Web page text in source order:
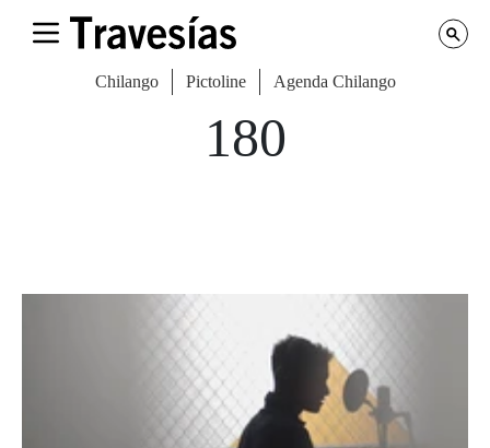
Chilango Pictoline Agenda Chilango
180